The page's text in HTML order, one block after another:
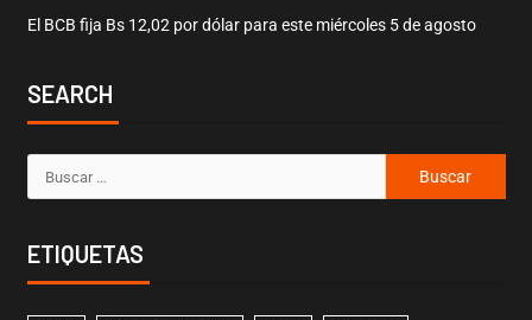
El BCB fija Bs 12,02 por dólar para este miércoles 5 de agosto
SEARCH
ETIQUETAS